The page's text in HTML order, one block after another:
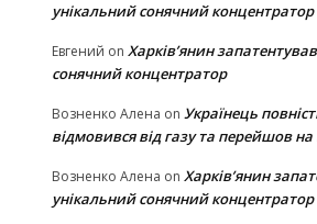
унікальний сонячний концентратор
Евгений on Харків’янин
сонячний концентратор
Возненко Алена on Українець
відмовився від газу та перейшов на
Возненко Алена on Харків’янин
унікальний сонячний концентратор